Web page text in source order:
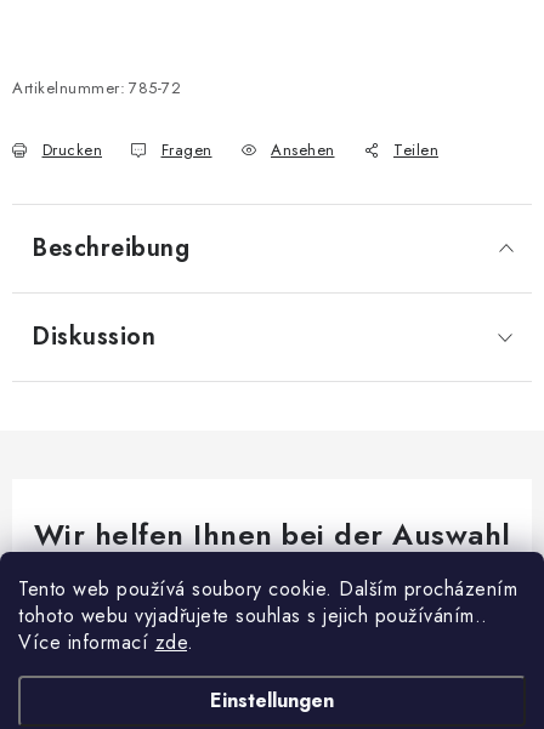
Tento web používá soubory cookie. Dalším procházením
tohoto webu vyjadřujete souhlas s jejich používáním..
Více informací zde.
Einstellungen
Artikelnummer: 785-72
Drucken Fragen Ansehen Teilen
Beschreibung
Diskussion
Wir helfen Ihnen bei der Auswahl
Brauchen Sie Rat bei etwas? Wir sind für dich da!
export@ fikar.cz